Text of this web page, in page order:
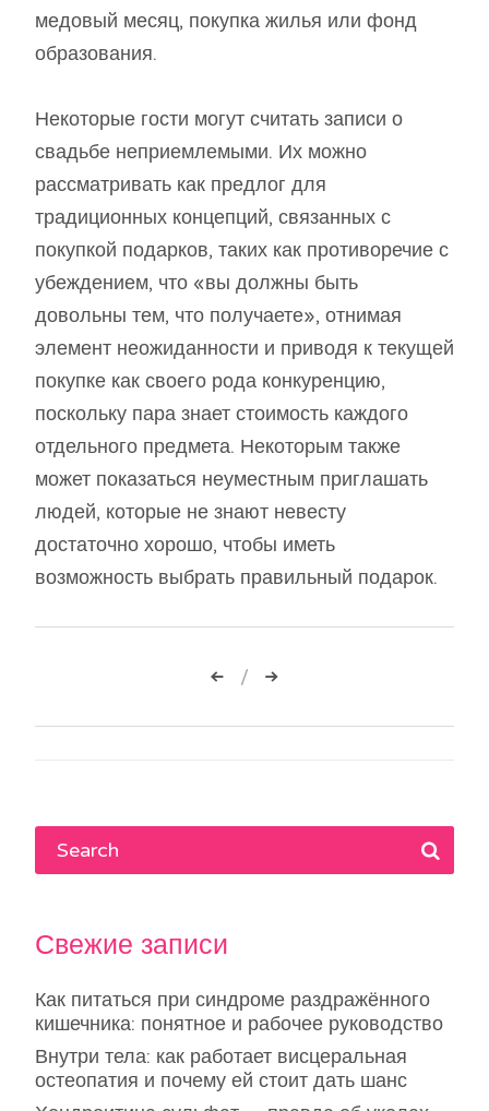
медовый месяц, покупка жилья или фонд
образования.
Некоторые гости могут считать записи о
свадьбе неприемлемыми. Их можно
рассматривать как предлог для
традиционных концепций, связанных с
покупкой подарков, таких как противоречие с
убеждением, что «вы должны быть
довольны тем, что получаете», отнимая
элемент неожиданности и приводя к текущей
покупке как своего рода конкуренцию,
поскольку пара знает стоимость каждого
отдельного предмета. Некоторым также
может показаться неуместным приглашать
людей, которые не знают невесту
достаточно хорошо, чтобы иметь
возможность выбрать правильный подарок.
Навигация
по
Свежие записи
Как питаться при синдроме раздражённого
кишечника: понятное и рабочее руководство
Внутри тела: как работает висцеральная
остеопатия и почему ей стоит дать шанс